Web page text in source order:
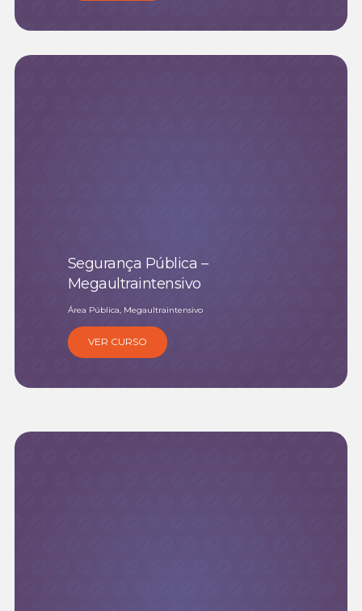
Segurança Pública –
Megaultraintensivo
Área Pública, Megaultraintensivo
VER CURSO